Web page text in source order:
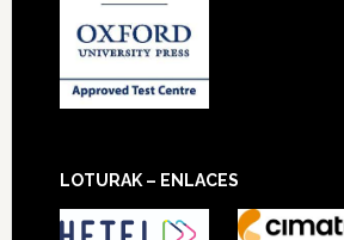
LOTURAK – ENLACES